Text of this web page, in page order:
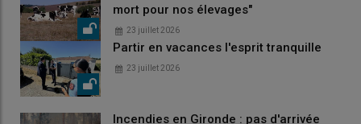
mort pour nos élevages"
23 juillet 2026
Partir en vacances l'esprit tranquille
23 juillet 2026
Incendies en Gironde : pas d'arrivée